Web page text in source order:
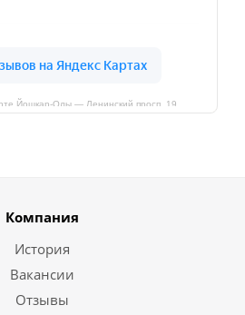
Йошкар‑Олы — Ленинский просп.,19
Компания
История
Вакансии
Отзывы